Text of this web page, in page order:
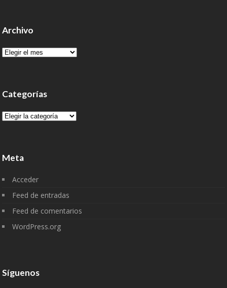
Archivo
Archivo
Categorías
Categorías
Meta
Acceder
Feed de entradas
Feed de comentarios
WordPress.org
Síguenos